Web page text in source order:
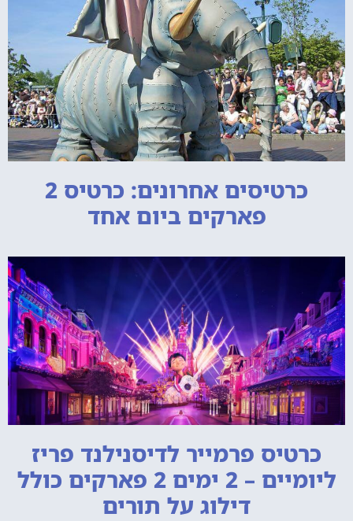
כרטיסים אחרונים: כרטיס 2
פארקים ביום אחד
כרטיס פרמייר לדיסנילנד פריז
ליומיים – 2 ימים 2 פארקים כולל
דילוג על תורים